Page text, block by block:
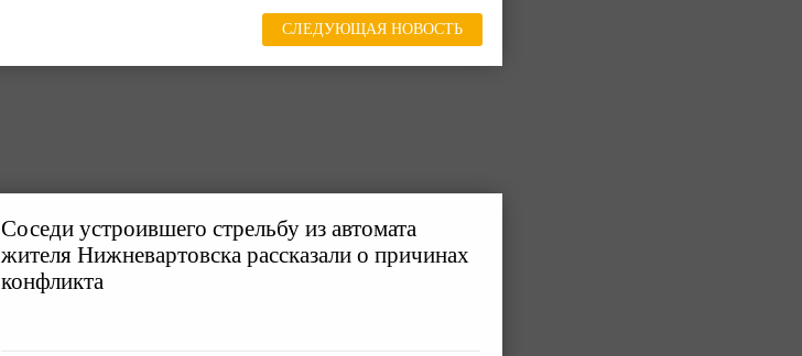
СЛЕДУЮЩАЯ НОВОСТЬ
Соседи устроившего стрельбу из автомата
жителя Нижневартовска рассказали о причинах
конфликта